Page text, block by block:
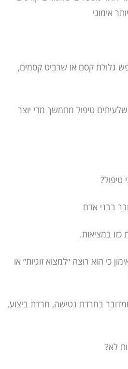
אימוני
גלולת קסם או שרביט קסמים,
טיפול מתמשך מדי יוצר
טיפול?
בבני אדם
כזו במציאות.
כי הוא רוצה ״למצוא זוגיות״ או
בחרדת נטישה, חרדת ביצוע,
לא?